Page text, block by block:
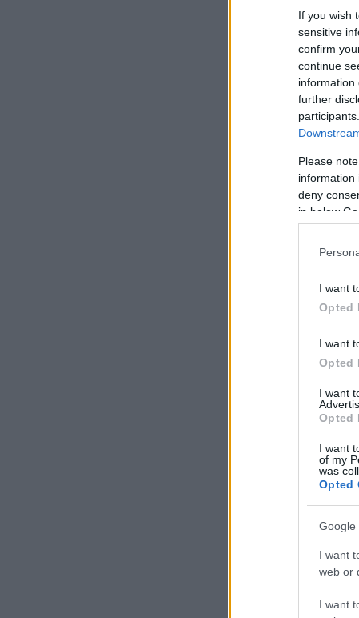
If you wish
sensitive
confirm
continue
information
further
Please
information
deny
in below
I want
Opted
I want
Opted
I want
Opted
I want
of my
was
Opted
Google
I want
web or
I want